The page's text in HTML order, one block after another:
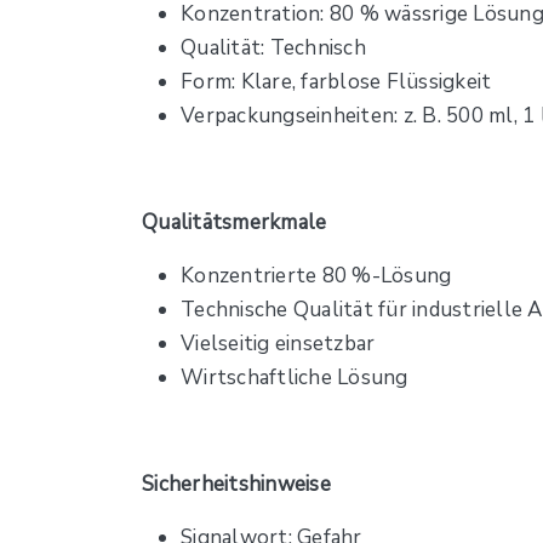
Konzentration: 80 % wässrige Lösung
Qualität: Technisch
Form: Klare, farblose Flüssigkeit
Verpackungseinheiten: z. B. 500 ml,
Qualitätsmerkmale
Konzentrierte 80 %-Lösung
Technische Qualität für industrielle
Vielseitig einsetzbar
Wirtschaftliche Lösung
Sicherheitshinweise